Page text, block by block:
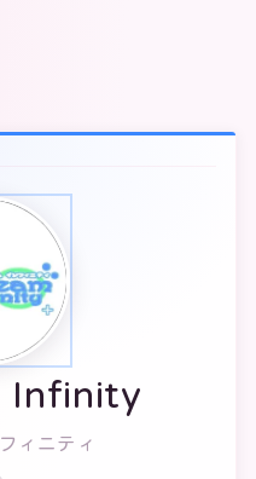
Infinity
ィニティ